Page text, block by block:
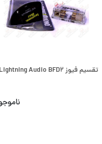
تقسیم فیوز Lightning Audio BFD2